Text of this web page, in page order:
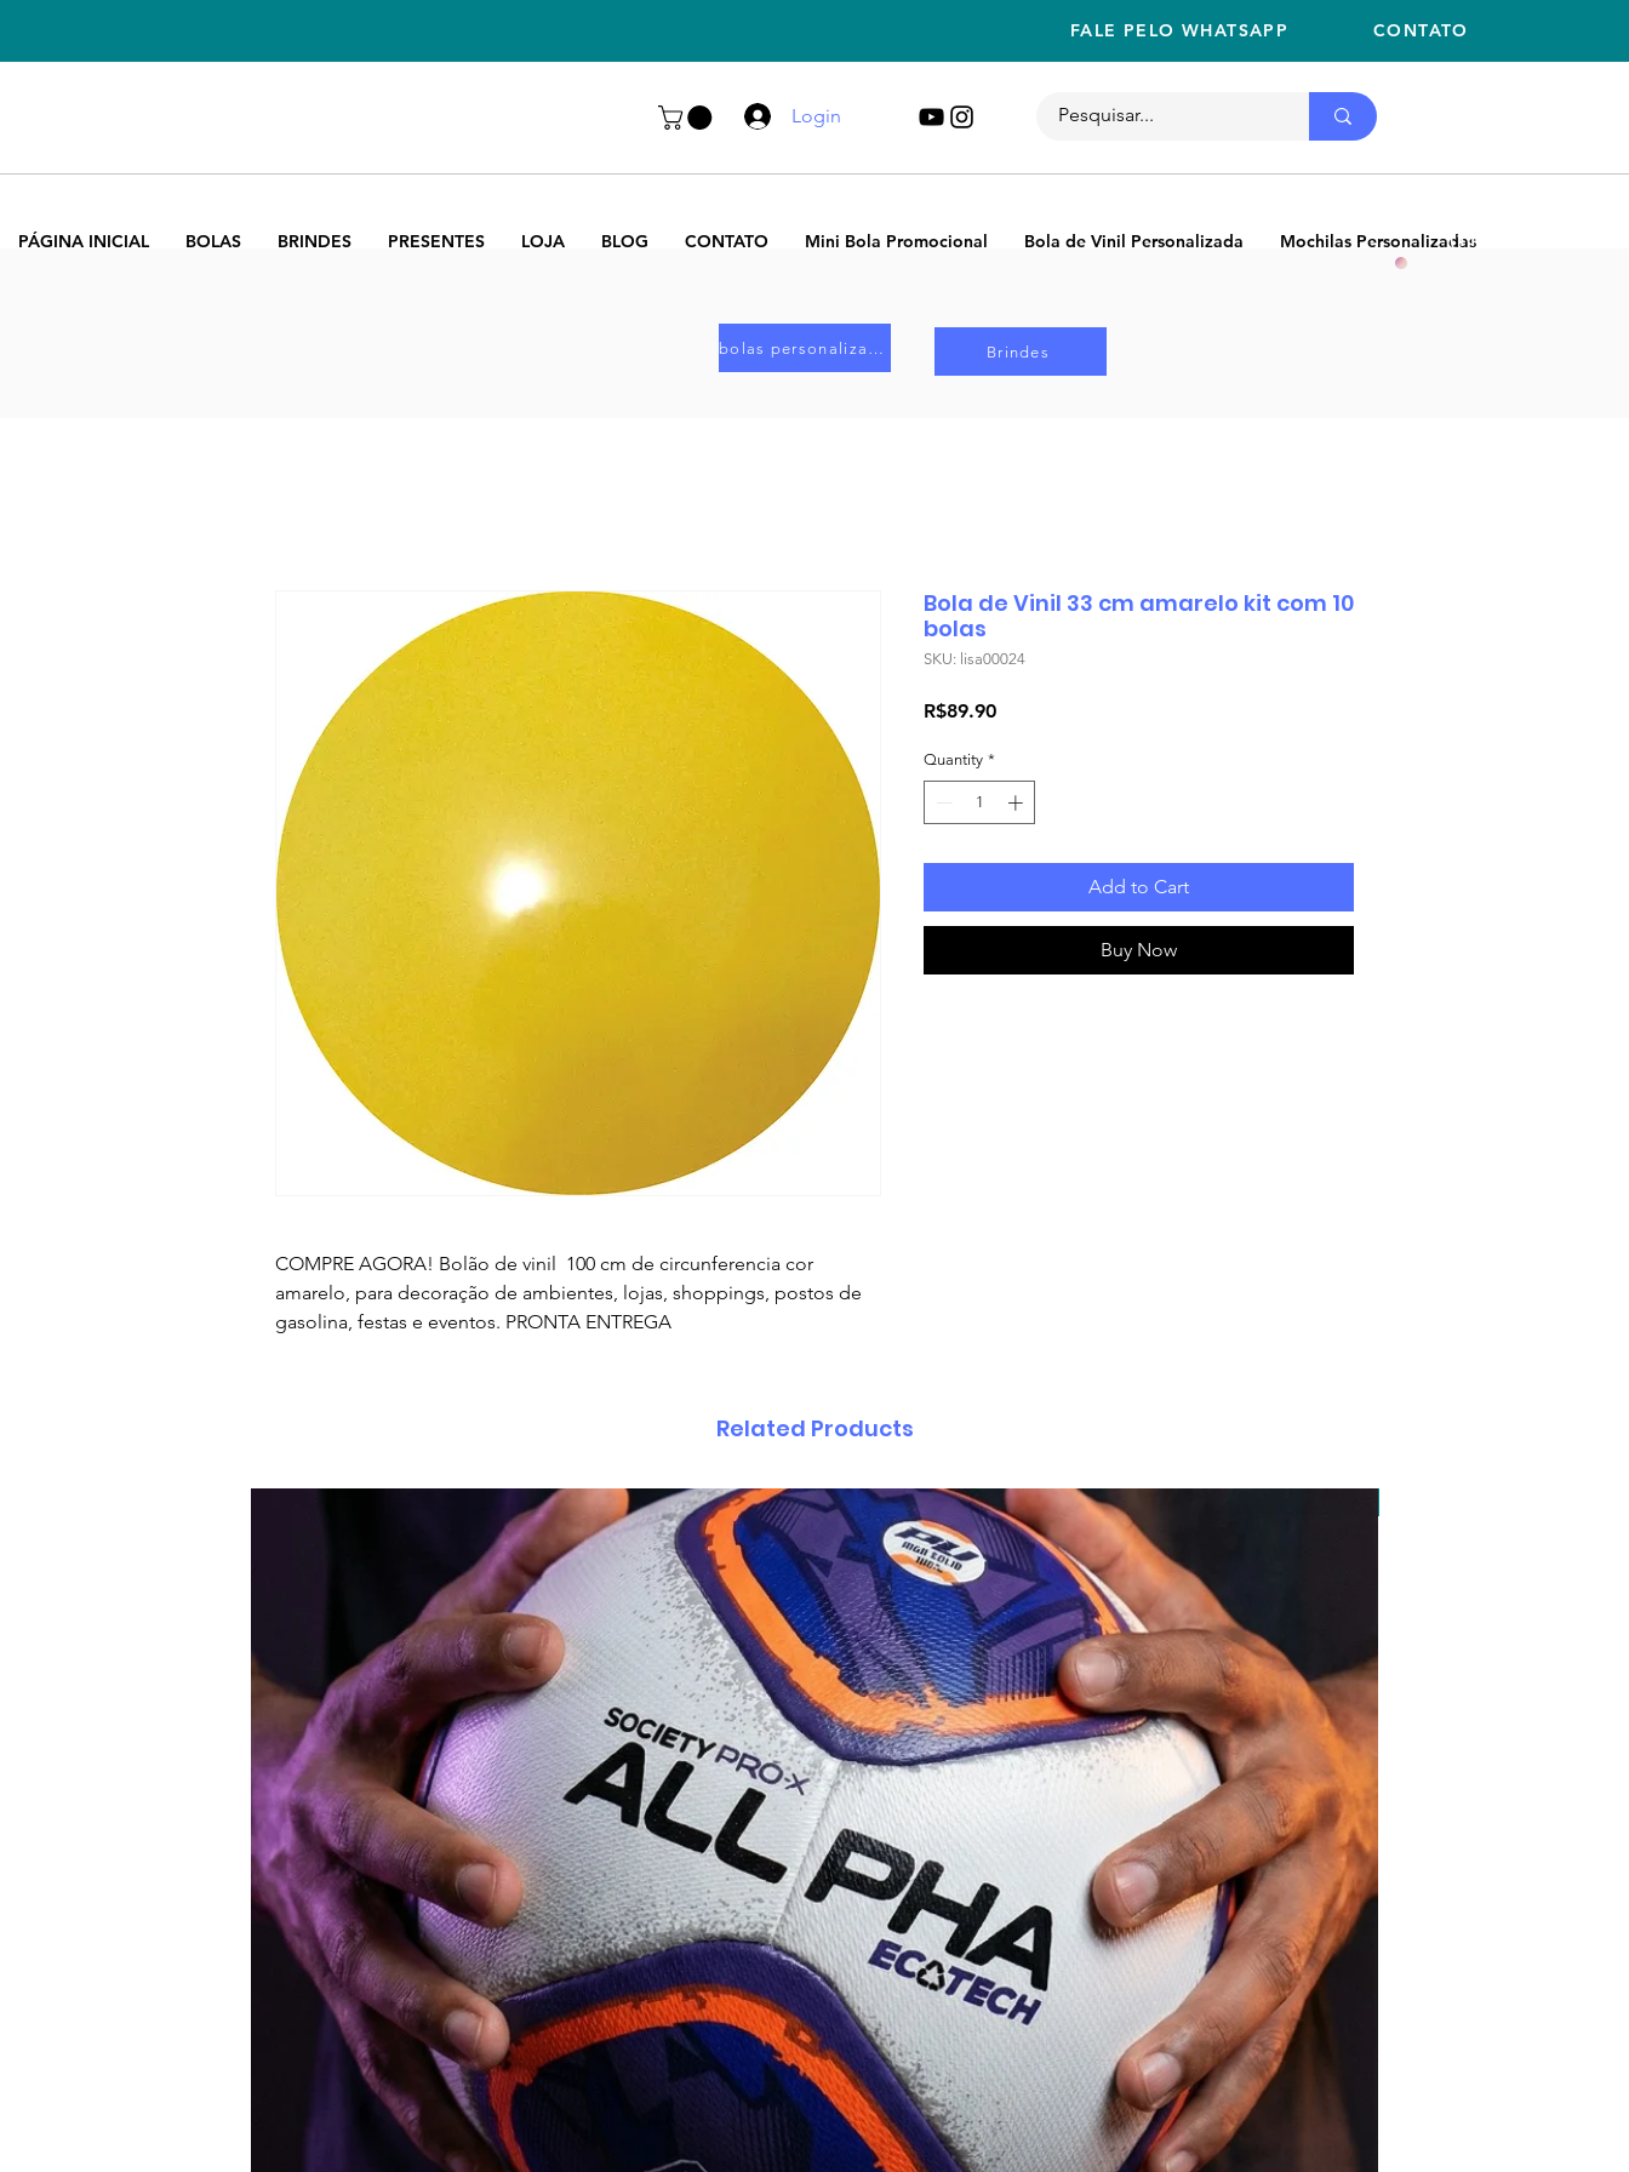
PÁGINA INICIAL BOLAS BRINDES PRESENTES LOJA BLOG CONTATO Mini Bola Promocional Bola de Vinil Personalizada Mochilas Personalizadas
Login
(11) 2059-2675
FALE PELO WHATSAPP CONTATO
NEW
bolas personalizadas Brindes
COMPRE AGORA! Bolão de vinil 100 cm de circunferencia cor
amarelo, para decoração de ambientes, lojas, shoppings, postos de
gasolina, festas e eventos. PRONTA ENTREGA
Bola de Vinil 33 cm amarelo kit com 10
bolas
SKU: lisa00024
R$89.90Price
Quantity *
Add to Cart
Buy Now
Related Products